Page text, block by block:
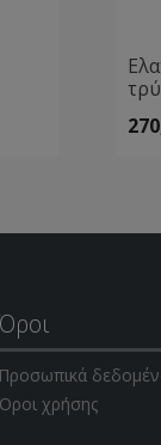
Προσωπικά
χρήσης